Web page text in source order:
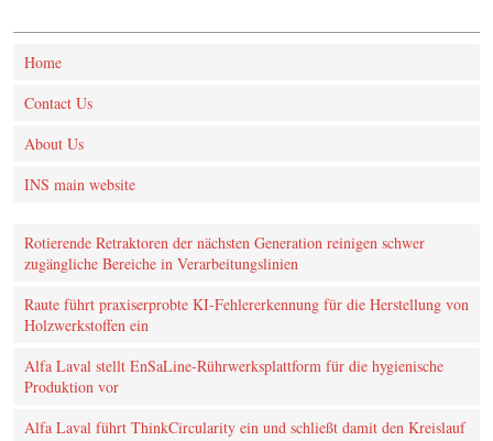
Home
Contact Us
About Us
INS main website
Rotierende Retraktoren der nächsten Generation reinigen schwer
zugängliche Bereiche in Verarbeitungslinien
Raute führt praxiserprobte KI‑Fehlererkennung für die Herstellung von
Holzwerkstoffen ein
Alfa Laval stellt EnSaLine-Rührwerksplattform für die hygienische
Produktion vor
Alfa Laval führt ThinkCircularity ein und schließt damit den Kreislauf